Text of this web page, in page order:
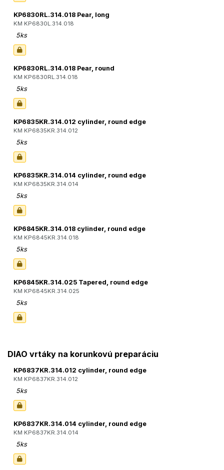
KP6830RL.314.018 Pear, long
KM KP6830L.314.018
5ks
KP6830RL.314.018 Pear, round
KM KP6830RL.314.018
5ks
KP6835KR.314.012 cylinder, round edge
KM KP6835KR.314.012
5ks
KP6835KR.314.014 cylinder, round edge
KM KP6835KR.314.014
5ks
KP6845KR.314.018 cylinder, round edge
KM KP6845KR.314.018
5ks
KP6845KR.314.025 Tapered, round edge
KM KP6845KR.314.025
5ks
DIAO vrtáky na korunkovú preparáciu
KP6837KR.314.012 cylinder, round edge
KM KP6837KR.314.012
5ks
KP6837KR.314.014 cylinder, round edge
KM KP6837KR.314.014
5ks